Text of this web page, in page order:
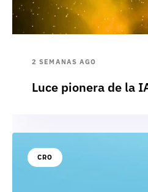
2 SEMANAS AGO
Luce pionera de la
CRO